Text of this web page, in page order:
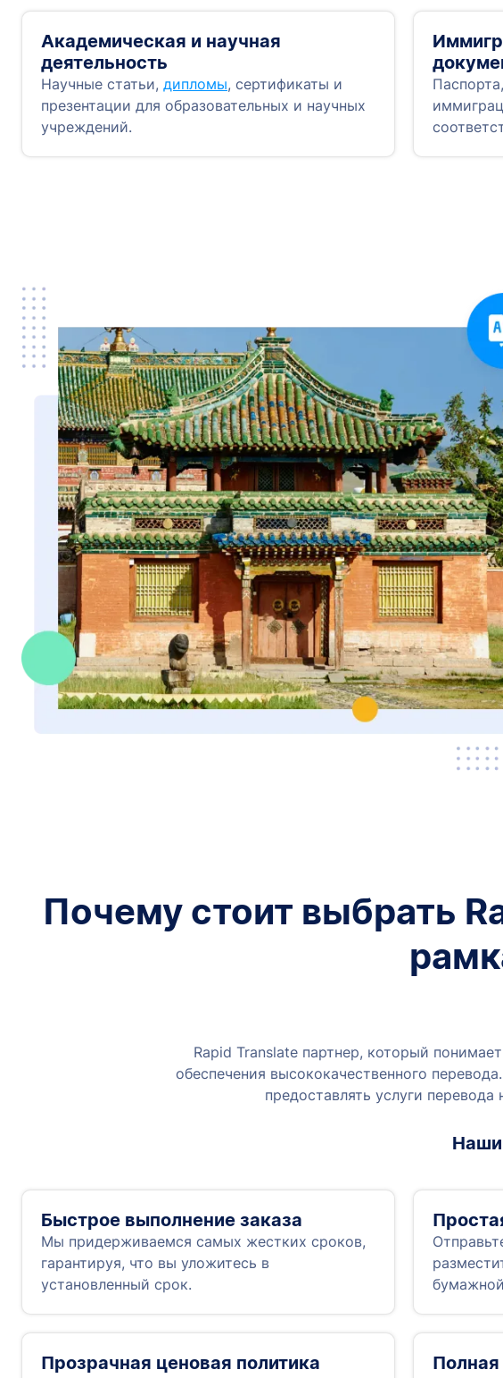
Академическая и научная
деятельность
Научные статьи, дипломы, сертификаты и
презентации для образовательных и научных
учреждений.
Почему стоит выбрать
Rapid Translate партнер, который
обеспечения высококачественного
предоставлять услуги
Быстрое выполнение заказа
Мы придерживаемся самых жестких сроков,
гарантируя, что вы уложитесь в
установленный срок.
Прозрачная ценовая политика